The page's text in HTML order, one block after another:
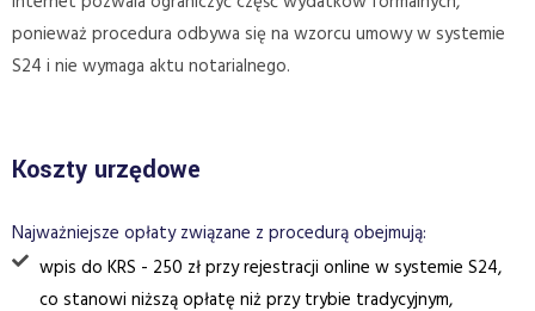
ponieważ procedura odbywa się na wzorcu umowy w systemie
S24 i nie wymaga aktu notarialnego.
Koszty urzędowe
Najważniejsze opłaty związane z procedurą obejmują:
wpis do KRS - 250 zł przy rejestracji online w systemie S24,
co stanowi niższą opłatę niż przy trybie tradycyjnym,